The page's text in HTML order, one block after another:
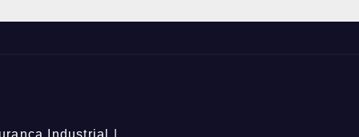
Industrial |